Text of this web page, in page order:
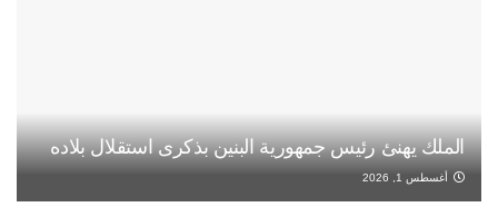
الملك يهنئ رئيس جمهورية البنين بذكرى استقلال بلاده
أغسطس 1, 2026